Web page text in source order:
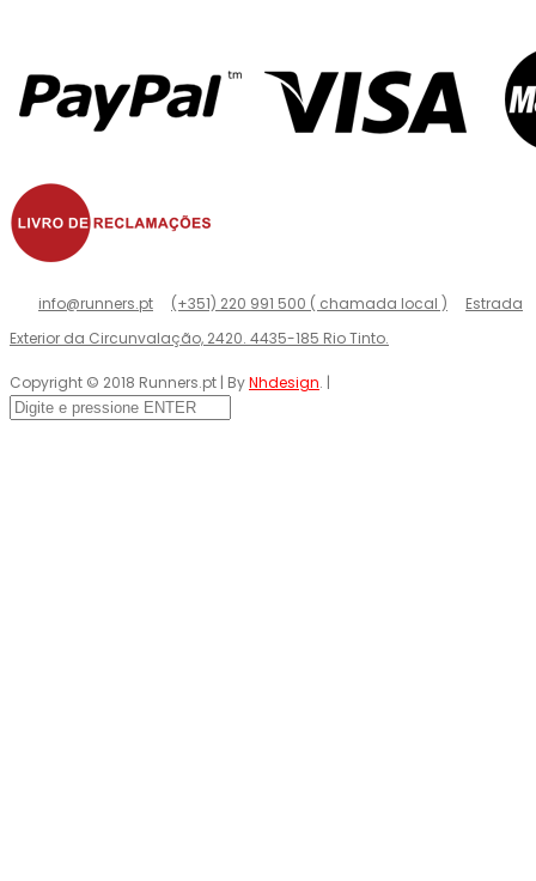
info@runners.pt (+351) 220 991 500 ( chamada local )
Estrada
Exterior da Circunvalação, 2420. 4435-185 Rio Tinto.
Copyright © 2018 Runners.pt | ByNhdesign. |